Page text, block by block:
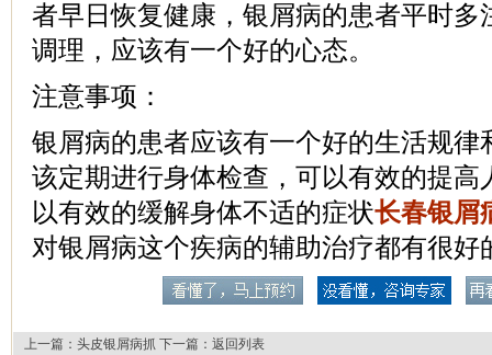
者早日恢复健康，银屑病的患者平时多
调理，应该有一个好的心态。
注意事项：
银屑病的患者应该有一个好的生活规律
该定期进行身体检查，可以有效的提高
以有效的缓解身体不适的症状长春银屑
对银屑病这个疾病的辅助治疗都有很好
上一篇： 头皮银屑病抓 下一篇： 返回列表